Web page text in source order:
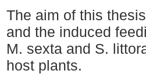
The aim of this
and the induced
M. sexta and S.
host plants.